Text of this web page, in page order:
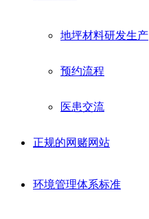
地坪材料研发生产
预约流程
医患交流
正规的网赌网站
环境管理体系标准